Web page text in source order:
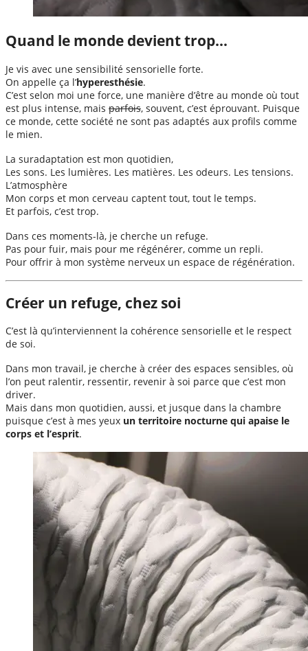
Quand le monde devient trop…
Je vis avec une sensibilité sensorielle forte.
On appelle ça l’hyperesthésie.
C’est selon moi une force, une manière d’être au monde où tout
est plus intense, mais parfois, souvent, c’est éprouvant. Puisque
ce monde, cette société ne sont pas adaptés aux profils comme
le mien.
La suradaptation est mon quotidien,
Les sons. Les lumières. Les matières. Les odeurs. Les tensions.
L’atmosphère
Mon corps et mon cerveau captent tout, tout le temps.
Et parfois, c’est trop.
Dans ces moments-là, je cherche un refuge.
Pas pour fuir, mais pour me régénérer, comme un repli.
Pour offrir à mon système nerveux un espace de régénération.
Créer un refuge, chez soi
C’est là qu’interviennent la cohérence sensorielle et le respect
de soi.
Dans mon travail, je cherche à créer des espaces sensibles, où
l’on peut ralentir, ressentir, revenir à soi parce que c’est mon
driver.
Mais dans mon quotidien, aussi, et jusque dans la chambre
puisque c’est à mes yeux un territoire nocturne qui apaise le
corps et l’esprit.